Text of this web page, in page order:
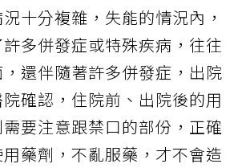
十分複雜，失能的情況內，
多併發症或特殊疾病，往往
還伴隨著許多併發症，出院
確認，住院前、出院後的用
要注意跟禁口的部份，正確
藥劑，不亂服藥，才不會造